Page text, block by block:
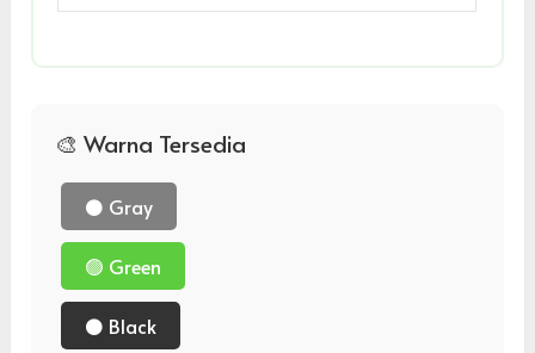
🎨 Warna Tersedia
⚫ Gray
🟢 Green
⚫ Black